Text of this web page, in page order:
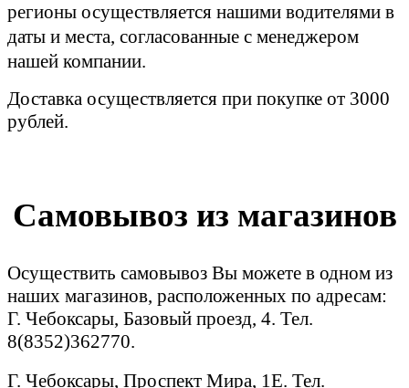
регионы осуществляется нашими водителями в
даты и места, согласованные с менеджером
нашей компании.
Доставка осуществляется при покупке от 3000
рублей.
Самовывоз из магазинов
Осуществить самовывоз Вы можете в одном из
наших магазинов, расположенных по адресам:
Г. Чебоксары, Базовый проезд, 4. Тел.
8(8352)362770.
Г. Чебоксары, Проспект Мира, 1Е. Тел.